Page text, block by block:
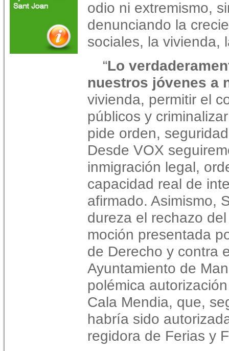
odio ni extremismo,
denunciando la
sociales, la vivienda,
“Lo
nuestros jóvenes a
vivienda, permitir el
públicos y
pide orden,
Desde VOX
inmigración legal,
capacidad real de
afirmado. Asimismo,
dureza el rechazo
moción presentada
de Derecho y contra
Ayuntamiento de
polémica
Cala Mendia, que,
habría sido
regidora de Ferias y